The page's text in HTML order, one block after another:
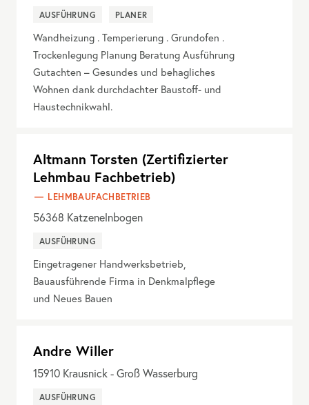
AUSFÜHRUNG PLANER
Wandheizung . Temperierung . Grundofen .
Trockenlegung Planung Beratung Ausführung
Gutachten – Gesundes und behagliches
Wohnen dank durchdachter Baustoff- und
Haustechnikwahl.
Altmann Torsten (Zertifizierter
Lehmbau Fachbetrieb)
LEHMBAUFACHBETRIEB
56368 Katzenelnbogen
AUSFÜHRUNG
Eingetragener Handwerksbetrieb,
Bauausführende Firma in Denkmalpflege
und Neues Bauen
Andre Willer
15910 Krausnick - Groß Wasserburg
AUSFÜHRUNG